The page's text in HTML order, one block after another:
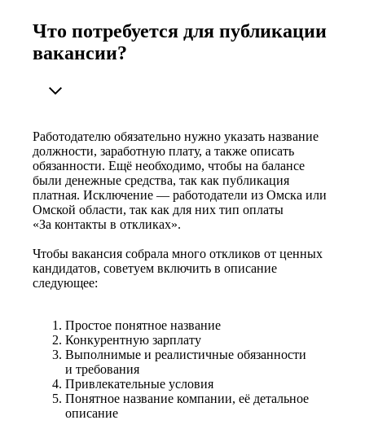
Что потребуется для публикации
вакансии?
Работодателю обязательно нужно указать название
должности, заработную плату, а также описать
обязанности. Ещё необходимо, чтобы на балансе
были денежные средства, так как публикация
платная. Исключение — работодатели из Омска или
Омской области, так как для них тип оплаты
«За контакты в откликах».
Чтобы вакансия собрала много откликов от ценных
кандидатов, советуем включить в описание
следующее:
Простое понятное название
Конкурентную зарплату
Выполнимые и реалистичные обязанности
и требования
Привлекательные условия
Понятное название компании, её детальное
описание